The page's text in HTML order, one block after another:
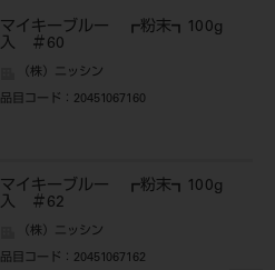
マイキーブルー ┏粉末┓100g
入 ＃60
（株）ニッシン
品目コード ：20451067160
マイキーブルー ┏粉末┓100g
入 ＃62
（株）ニッシン
品目コード ：20451067162